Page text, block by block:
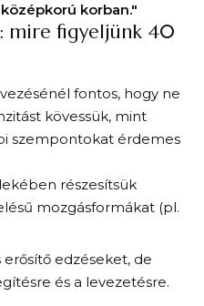
korban."
mire figyeljünk 40
fontos, hogy ne
kövessük, mint
szempontokat érdemes
részesítsük
mozgásformákat (pl.
edzéseket, de
és a levezetésre.